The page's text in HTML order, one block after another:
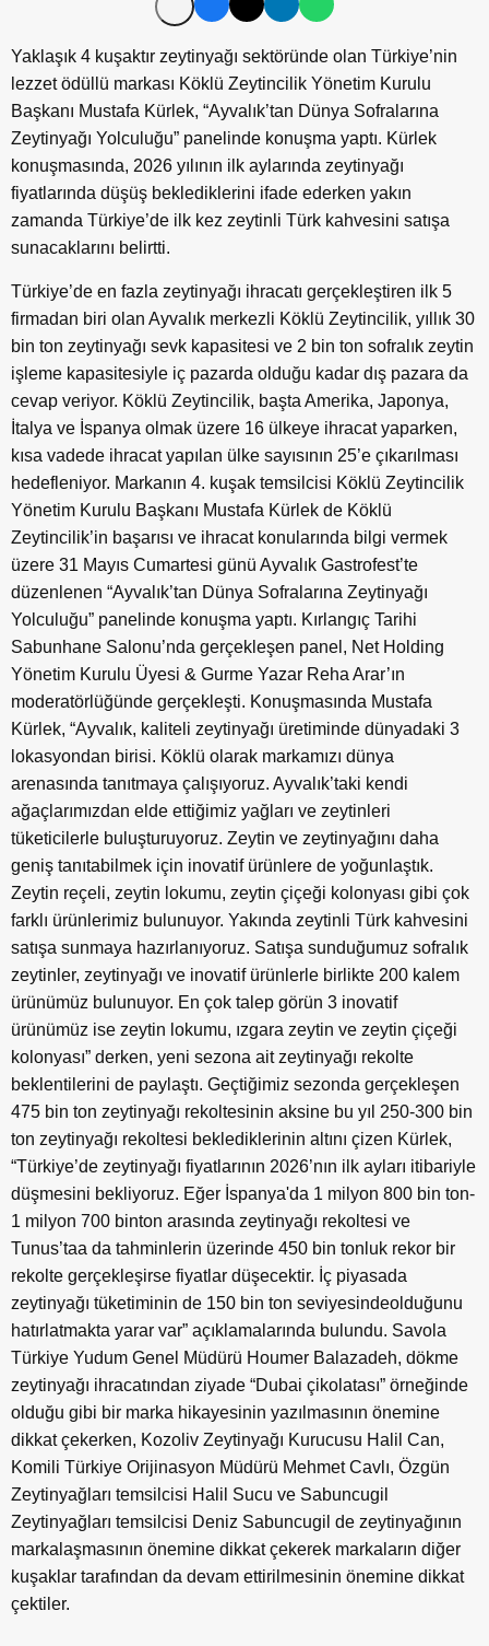
Yaklaşık 4 kuşaktır zeytinyağı sektöründe olan Türkiye’nin
lezzet ödüllü markası Köklü Zeytincilik Yönetim Kurulu
Başkanı Mustafa Kürlek, “Ayvalık’tan Dünya Sofralarına
Zeytinyağı Yolculuğu” panelinde konuşma yaptı. Kürlek
konuşmasında, 2026 yılının ilk aylarında zeytinyağı
fiyatlarında düşüş beklediklerini ifade ederken yakın
zamanda Türkiye’de ilk kez zeytinli Türk kahvesini satışa
sunacaklarını belirtti.
Türkiye’de en fazla zeytinyağı ihracatı gerçekleştiren ilk 5
firmadan biri olan Ayvalık merkezli Köklü Zeytincilik, yıllık 30
bin ton zeytinyağı sevk kapasitesi ve 2 bin ton sofralık zeytin
işleme kapasitesiyle iç pazarda olduğu kadar dış pazara da
cevap veriyor. Köklü Zeytincilik, başta Amerika, Japonya,
İtalya ve İspanya olmak üzere 16 ülkeye ihracat yaparken,
kısa vadede ihracat yapılan ülke sayısının 25’e çıkarılması
hedefleniyor. Markanın 4. kuşak temsilcisi Köklü Zeytincilik
Yönetim Kurulu Başkanı Mustafa Kürlek de Köklü
Zeytincilik’in başarısı ve ihracat konularında bilgi vermek
üzere 31 Mayıs Cumartesi günü Ayvalık Gastrofest’te
düzenlenen “Ayvalık’tan Dünya Sofralarına Zeytinyağı
Yolculuğu” panelinde konuşma yaptı. Kırlangıç Tarihi
Sabunhane Salonu’nda gerçekleşen panel, Net Holding
Yönetim Kurulu Üyesi & Gurme Yazar Reha Arar’ın
moderatörlüğünde gerçekleşti. Konuşmasında Mustafa
Kürlek, “Ayvalık, kaliteli zeytinyağı üretiminde dünyadaki 3
lokasyondan birisi. Köklü olarak markamızı dünya
arenasında tanıtmaya çalışıyoruz. Ayvalık’taki kendi
ağaçlarımızdan elde ettiğimiz yağları ve zeytinleri
tüketicilerle buluşturuyoruz. Zeytin ve zeytinyağını daha
geniş tanıtabilmek için inovatif ürünlere de yoğunlaştık.
Zeytin reçeli, zeytin lokumu, zeytin çiçeği kolonyası gibi çok
farklı ürünlerimiz bulunuyor. Yakında zeytinli Türk kahvesini
satışa sunmaya hazırlanıyoruz. Satışa sunduğumuz sofralık
zeytinler, zeytinyağı ve inovatif ürünlerle birlikte 200 kalem
ürünümüz bulunuyor. En çok talep görün 3 inovatif
ürünümüz ise zeytin lokumu, ızgara zeytin ve zeytin çiçeği
kolonyası” derken, yeni sezona ait zeytinyağı rekolte
beklentilerini de paylaştı. Geçtiğimiz sezonda gerçekleşen
475 bin ton zeytinyağı rekoltesinin aksine bu yıl 250-300 bin
ton zeytinyağı rekoltesi beklediklerinin altını çizen Kürlek,
“Türkiye’de zeytinyağı fiyatlarının 2026’nın ilk ayları itibariyle
düşmesini bekliyoruz. Eğer İspanya'da 1 milyon 800 bin ton-
1 milyon 700 binton arasında zeytinyağı rekoltesi ve
Tunus’taa da tahminlerin üzerinde 450 bin tonluk rekor bir
rekolte gerçekleşirse fiyatlar düşecektir. İç piyasada
zeytinyağı tüketiminin de 150 bin ton seviyesindeolduğunu
hatırlatmakta yarar var” açıklamalarında bulundu. Savola
Türkiye Yudum Genel Müdürü Houmer Balazadeh, dökme
zeytinyağı ihracatından ziyade “Dubai çikolatası” örneğinde
olduğu gibi bir marka hikayesinin yazılmasının önemine
dikkat çekerken, Kozoliv Zeytinyağı Kurucusu Halil Can,
Komili Türkiye Orijinasyon Müdürü Mehmet Cavlı, Özgün
Zeytinyağları temsilcisi Halil Sucu ve Sabuncugil
Zeytinyağları temsilcisi Deniz Sabuncugil de zeytinyağının
markalaşmasının önemine dikkat çekerek markaların diğer
kuşaklar tarafından da devam ettirilmesinin önemine dikkat
çektiler.